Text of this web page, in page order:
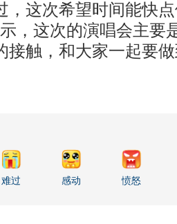
，这次希望时间能快
，这次的演唱会主要
接触，和大家一起要
难过 感动 愤怒